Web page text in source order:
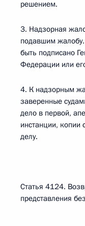
решением.
3. Надзорная
подавшим
быть подписано
Федерации или
4. К надзорным
заверенные
дело в первой,
инстанции, копии
делу.
Статья 4124.
представления